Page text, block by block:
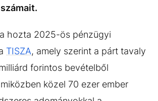
hozta 2025-ös pénzügyi
TISZA, amely szerint a párt tavaly
forintos bevételből
közel 70 ezer ember